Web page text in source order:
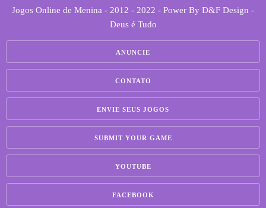
Jogos Online de Menina - 2012 - 2022 - Power By D&F Design -
Deus é Tudo
ANUNCIE
CONTATO
ENVIE SEUS JOGOS
SUBMIT YOUR GAME
YOUTUBE
FACEBOOK